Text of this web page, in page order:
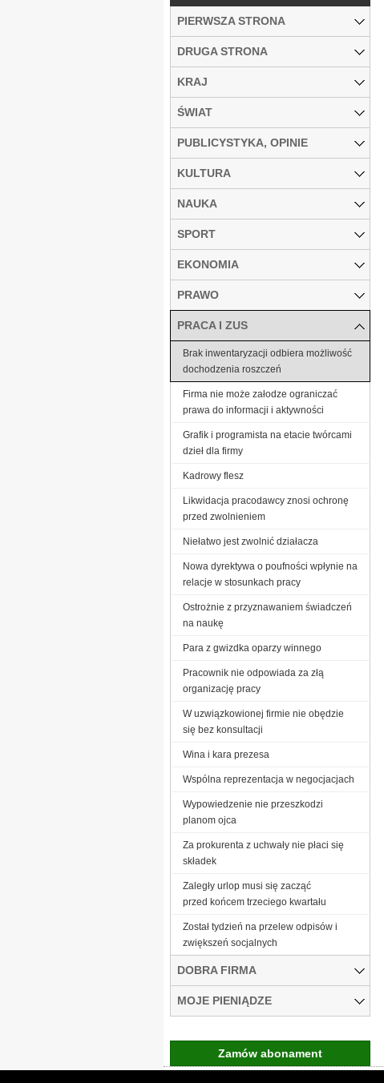
PIERWSZA STRONA
DRUGA STRONA
KRAJ
ŚWIAT
PUBLICYSTYKA, OPINIE
KULTURA
NAUKA
SPORT
EKONOMIA
PRAWO
PRACA I ZUS
Brak inwentaryzacji odbiera możliwość
dochodzenia roszczeń
Firma nie może załodze ograniczać
prawa do informacji i aktywności
Grafik i programista na etacie twórcami
dzieł dla firmy
Kadrowy flesz
Likwidacja pracodawcy znosi ochronę
przed zwolnieniem
Niełatwo jest zwolnić działacza
Nowa dyrektywa o poufności wpłynie na
relacje w stosunkach pracy
Ostrożnie z przyznawaniem świadczeń
na naukę
Para z gwizdka oparzy winnego
Pracownik nie odpowiada za złą
organizację pracy
W uzwiązkowionej firmie nie obędzie
się bez konsultacji
Wina i kara prezesa
Wspólna reprezentacja w negocjacjach
Wypowiedzenie nie przeszkodzi
planom ojca
Za prokurenta z uchwały nie płaci się
składek
Zaległy urlop musi się zacząć
przed końcem trzeciego kwartału
Został tydzień na przelew odpisów i
zwiększeń socjalnych
DOBRA FIRMA
MOJE PIENIĄDZE
Zamów abonament